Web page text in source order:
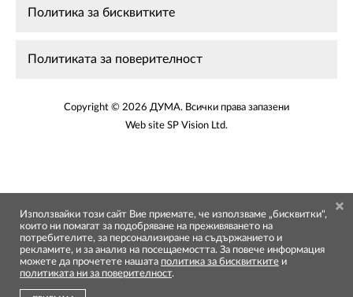
Политика за бисквитките
Политиката за поверителност
Copyright © 2026 ДУМА. Всички права запазени
Web site SP Vision Ltd.
Използвайки този сайт Вие приемате, че използваме „бисквитки",
които ни помагат за подобряване на преживяването на
потребителите, за персонализиране на съдържанието и
рекламите, и за анализ на посещаемостта. За повече информация
можете да прочетете нашата политика за бисквитките и
политиката ни за поверителност.